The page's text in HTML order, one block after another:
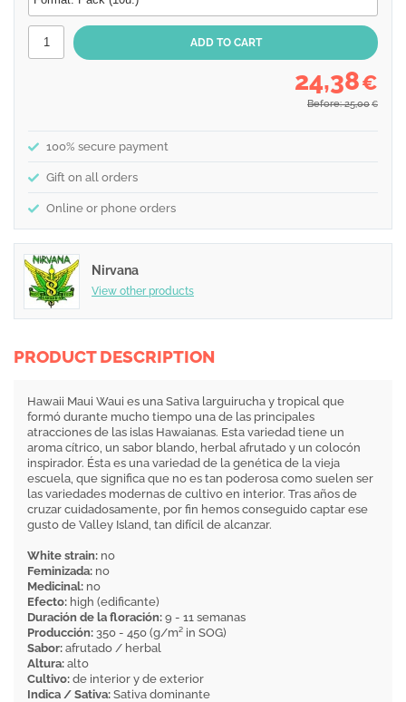
24,38€
Before: 25,00 €
100% secure payment
Gift on all orders
Online or phone orders
Nirvana
View other products
PRODUCT DESCRIPTION
Hawaii Maui Waui es una Sativa larguirucha y tropical que
formó durante mucho tiempo una de las principales
atracciones de las islas Hawaianas. Esta variedad tiene un
aroma cítrico, un sabor blando, herbal afrutado y un colocón
inspirador. Ésta es una variedad de la genética de la vieja
escuela, que significa que no es tan poderosa como suelen ser
las variedades modernas de cultivo en interior. Tras años de
cruzar cuidadosamente, por fin hemos conseguido captar ese
gusto de Valley Island, tan difícil de alcanzar.
White strain: no
Feminizada: no
Medicinal: no
Efecto: high (edificante)
Duración de la floración: 9 - 11 semanas
Producción: 350 - 450 (g/m² in SOG)
Sabor: afrutado / herbal
Altura: alto
Cultivo: de interior y de exterior
Indica / Sativa: Sativa dominante